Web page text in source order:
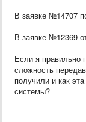
В заявке №14707
В заявке №12369
Если я правильно
сложность
получили и как
системы?